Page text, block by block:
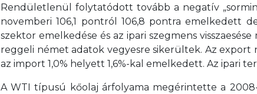
Rendületlenül folytatódott tovább a negatív
novemberi 106,1 pontról 106,8 pontra emelkedett
szektor emelkedése és az ipari szegmens
reggeli német adatok vegyesre sikerültek. Az
az import 1,0% helyett 1,6%-kal emelkedett. Az ipari
A WTI típusú kőolaj árfolyama megérintette a